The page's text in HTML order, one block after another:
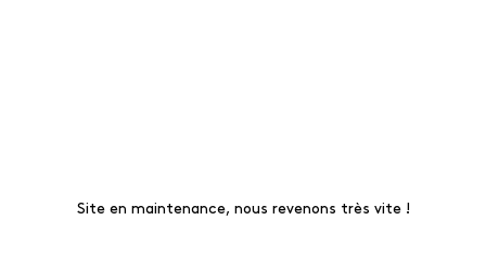
Site en maintenance, nous revenons très vite !